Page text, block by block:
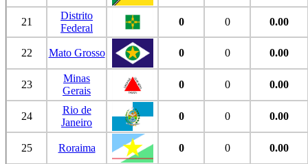
21
Distrito
Federal
0 0 0.00
22 Mato Grosso 0 0 0.00
23
Minas
Gerais
0 0 0.00
24
Rio de
Janeiro
0 0 0.00
25 Roraima 0 0 0.00